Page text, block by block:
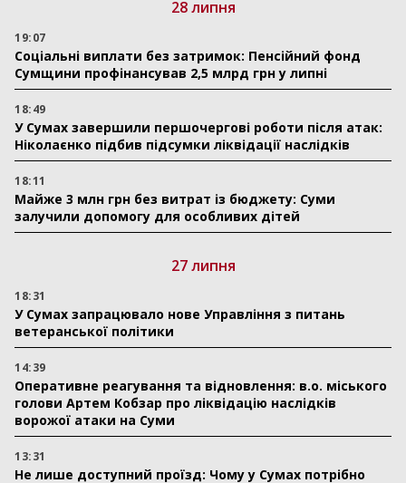
28 липня
19:07
Соціальні виплати без затримок: Пенсійний фонд
Сумщини профінансував 2,5 млрд грн у липні
18:49
У Сумах завершили першочергові роботи після атак:
Ніколаєнко підбив підсумки ліквідації наслідків
18:11
Майже 3 млн грн без витрат із бюджету: Суми
залучили допомогу для особливих дітей
27 липня
18:31
У Сумах запрацювало нове Управління з питань
ветеранської політики
14:39
Оперативне реагування та відновлення: в.о. міського
голови Артем Кобзар про ліквідацію наслідків
ворожої атаки на Суми
13:31
Не лише доступний проїзд: Чому у Сумах потрібно